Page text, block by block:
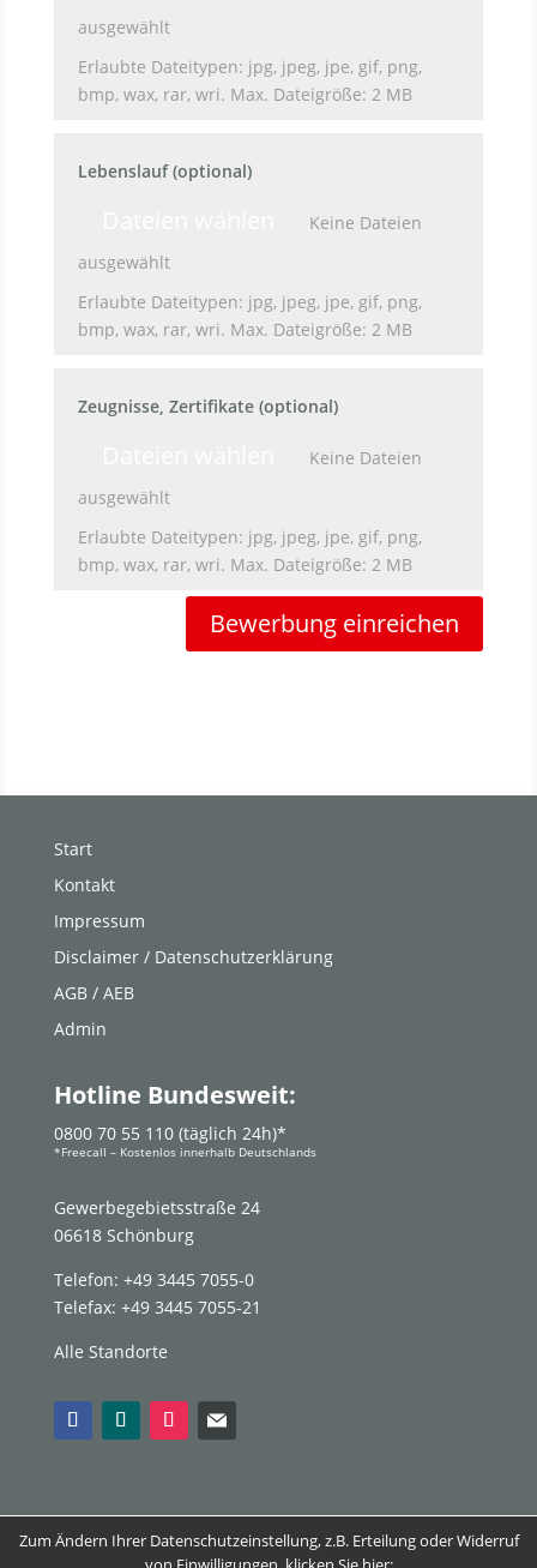
ausgewählt
Erlaubte Dateitypen: jpg, jpeg, jpe, gif, png,
bmp, wax, rar, wri. Max. Dateigröße: 2 MB
Lebenslauf (optional)
Keine Dateien
ausgewählt
Erlaubte Dateitypen: jpg, jpeg, jpe, gif, png,
bmp, wax, rar, wri. Max. Dateigröße: 2 MB
Zeugnisse, Zertifikate (optional)
Keine Dateien
ausgewählt
Erlaubte Dateitypen: jpg, jpeg, jpe, gif, png,
bmp, wax, rar, wri. Max. Dateigröße: 2 MB
Bewerbung einreichen
Start
Kontakt
Impressum
Disclaimer / Datenschutzerklärung
AGB / AEB
Admin
Hotline Bundesweit:
0800 70 55 110 (täglich 24h)*
*Freecall – Kostenlos innerhalb Deutschlands
Gewerbegebietsstraße 24
06618 Schönburg
Telefon: +49 3445 7055-0
Telefax: +49 3445 7055-21
Alle Standorte
Zum Ändern Ihrer Datenschutzeinstellung, z.B. Erteilung oder Widerruf